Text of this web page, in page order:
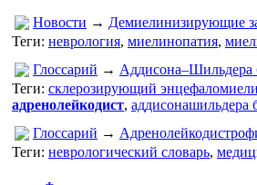
Новости → Демиелинизирующие
Теги: неврология, миелинопатия,
Глоссарий → Аддисона–Шильдера
Теги: склерозирующий
адренолейкодист, аддисонашильдера
Глоссарий →
Теги: неврологический словарь,